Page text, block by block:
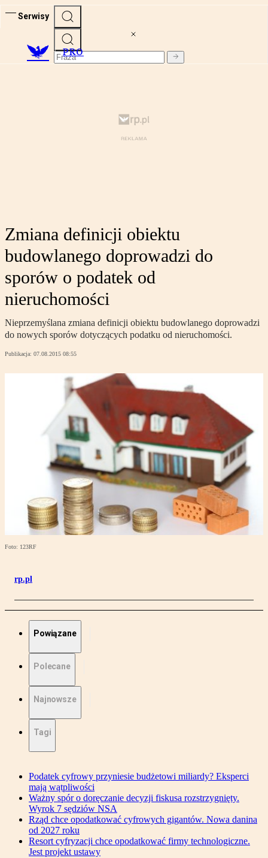
Serwisy
PRO
Zmiana definicji obiektu
budowlanego doprowadzi do
sporów o podatek od
nieruchomości
Nieprzemyślana zmiana definicji obiektu budowlanego doprowadzi
do nowych sporów dotyczących podatku od nieruchomości.
Publikacja: 07.08.2015 08:55
Foto: 123RF
rp.pl
Powiązane
Polecane
Najnowsze
Tagi
Podatek cyfrowy przyniesie budżetowi miliardy? Eksperci
mają wątpliwości
Ważny spór o doręczanie decyzji fiskusa rozstrzygnięty.
Wyrok 7 sędziów NSA
Rząd chce opodatkować cyfrowych gigantów. Nowa danina
od 2027 roku
Resort cyfryzacji chce opodatkować firmy technologiczne.
Jest projekt ustawy